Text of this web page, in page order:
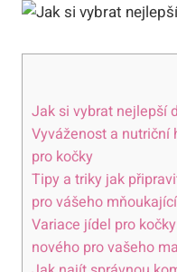
Jak si vybrat nejlepší
Vyváženost a nutriční
pro kočky
Tipy a triky jak
pro vášeho
Variace jídel pro
nového pro vašeho